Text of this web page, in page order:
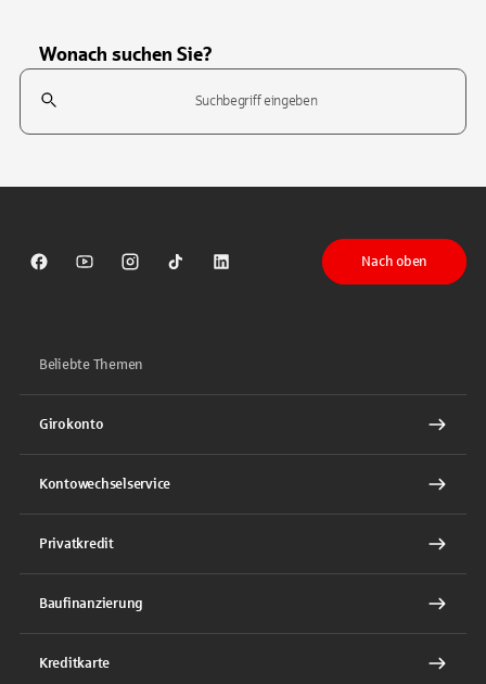
Wonach suchen Sie?
Suchfeld
Sparkasse auf Facebook
Sparkasse auf Youtube
Sparkasse auf Instagram
Sparkasse auf TikTok
Sparkasse auf LinkedIn
Nach oben
Beliebte Themen
Girokonto
Kontowechselservice
Privatkredit
Baufinanzierung
Kreditkarte